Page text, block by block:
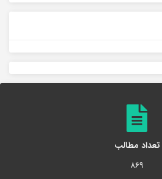
تعداد مطالب
۸۶۹